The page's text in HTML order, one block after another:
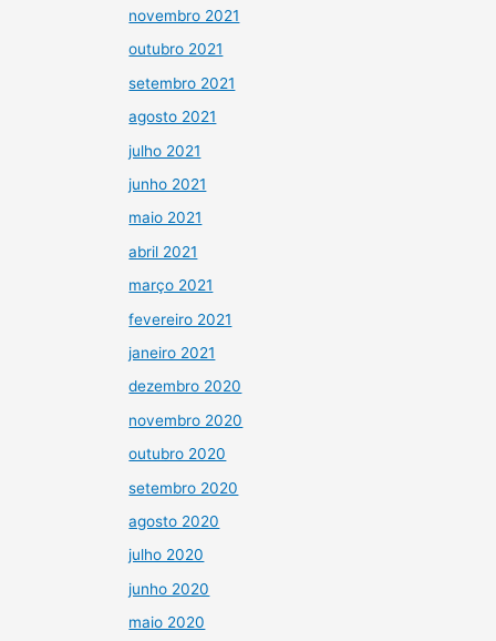
novembro 2021
outubro 2021
setembro 2021
agosto 2021
julho 2021
junho 2021
maio 2021
abril 2021
março 2021
fevereiro 2021
janeiro 2021
dezembro 2020
novembro 2020
outubro 2020
setembro 2020
agosto 2020
julho 2020
junho 2020
maio 2020